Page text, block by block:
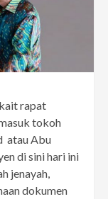
rapat
tokoh
atau Abu
di sini hari ini
jenayah,
dokumen